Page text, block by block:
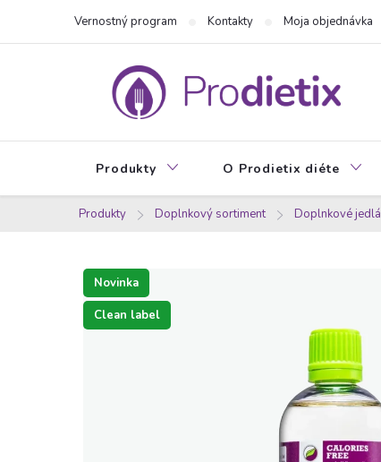
Vernostný program Kontakty Moja objednávka
Produkty O Prodietix diéte
Produkty Doplnkový sortiment Doplnkové jedlá
Novinka
Clean label